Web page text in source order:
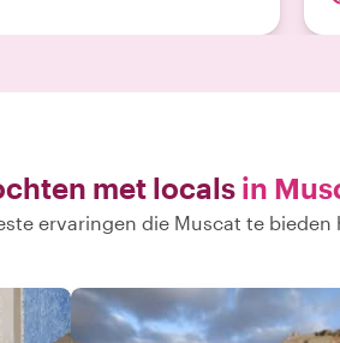
met locals in
ervaringen die Muscat te bieden